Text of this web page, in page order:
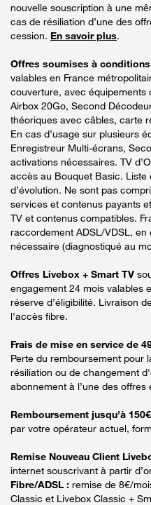
nouvelle souscription à une
cas de résiliation d’une des
cession. En savoir plus.
Offres soumises à
valables en France
couverture, avec équipements
Airbox 20Go, Second
théoriques avec câbles, carte
En cas d’usage sur plusieurs
Enregistreur Multi-écrans,
activations nécessaires. TV
accès au Bouquet Basic. Liste
d’évolution. Ne sont pas
services et contenus payants
TV et contenus compatibles.
raccordement ADSL/VDSL,
nécessaire (diagnostiqué au
Offres Livebox + Smart TV
engagement 24 mois valables
réserve d’éligibilité. Livraison
l'accès fibre.
Frais de mise en service de
Perte du remboursement pour
résiliation ou de changement
abonnement à l’une des offres
Remboursement jusqu’à 150€
par votre opérateur actuel,
Remise Nouveau Client
internet souscrivant à partir
Fibre/ADSL : remise de 8€/
Classic et Livebox Classic +